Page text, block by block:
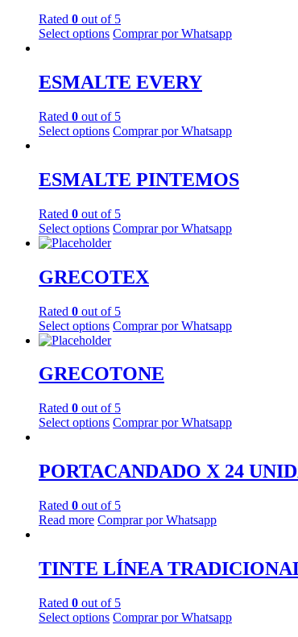
Rated 0 out of 5
Select options Comprar por Whatsapp
ESMALTE EVERY
Rated 0 out of 5
Select options Comprar por Whatsapp
ESMALTE PINTEMOS
Rated 0 out of 5
Select options Comprar por Whatsapp
GRECOTEX
Rated 0 out of 5
Select options Comprar por Whatsapp
GRECOTONE
Rated 0 out of 5
Select options Comprar por Whatsapp
PORTACANDADO X 24
Rated 0 out of 5
Read more Comprar por Whatsapp
TINTE LÍNEA
Rated 0 out of 5
Select options Comprar por Whatsapp